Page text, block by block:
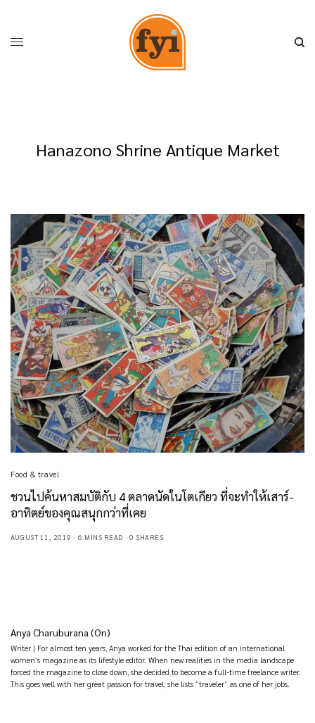
Hanazono Shrine Antique Market
Food & travel
ชวนไปค้นหาสมบัติกับ 4 ตลาดนัดในโตเกียว ที่จะทำให้เสาร์-
อาทิตย์ของคุณสนุกกว่าที่เคย
AUGUST 11, 2019 6 MINS READ 0 SHARES
Anya Charuburana (On)
Writer | For almost ten years, Anya worked for the Thai edition of an international
women’s magazine as its lifestyle editor. When new realities in the media landscape
forced the magazine to close down, she decided to become a full-time freelance writer.
This goes well with her great passion for travel; she lists “traveler” as one of her jobs.